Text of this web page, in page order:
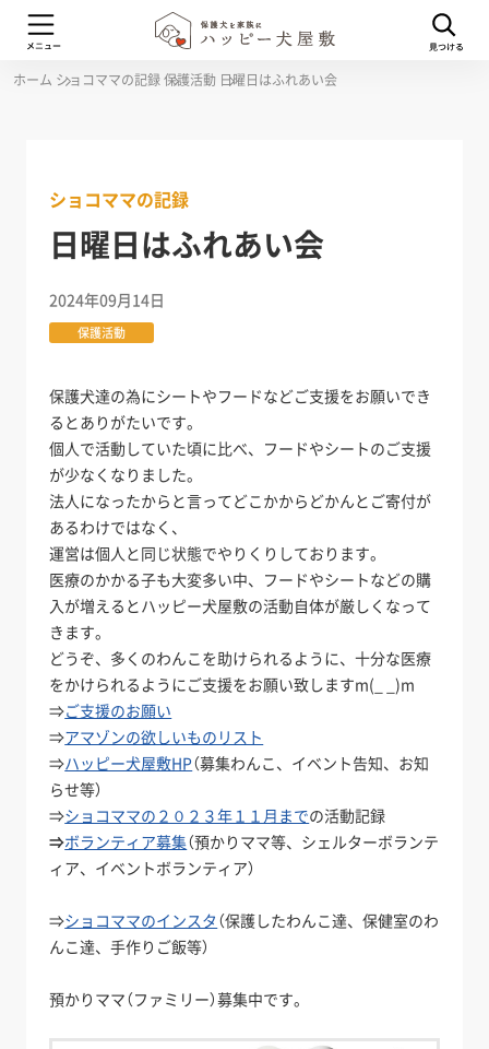
ホーム ショコママの記録保護活動 日曜日はふれあい会
ショコママの記録
日曜日はふれあい会
2024年09月14日
保護活動
保護犬達の為にシートやフードなどご支援をお願いでき
るとありがたいです。
個人で活動していた頃に比べ、フードやシートのご支援
が少なくなりました。
法人になったからと言ってどこかからどかんとご寄付が
あるわけではなく、
運営は個人と同じ状態でやりくりしております。
医療のかかる子も大変多い中、フードやシートなどの購
入が増えるとハッピー犬屋敷の活動自体が厳しくなって
きます。
どうぞ、多くのわんこを助けられるように、十分な医療
をかけられるようにご支援をお願い致しますm(_ _)m
⇒ご支援のお願い
⇒アマゾンの欲しいものリスト
⇒ハッピー犬屋敷HP（募集わんこ、イベント告知、お知
らせ等）
⇒ショコママの２０２３年１１月までの活動記録
⇒ボランティア募集（預かりママ等、シェルターボランテ
ィア、イベントボランティア）
⇒ショコママのインスタ （保護したわんこ達、保健室のわ
んこ達、手作りご飯等）
預かりママ（ファミリー）募集中です。